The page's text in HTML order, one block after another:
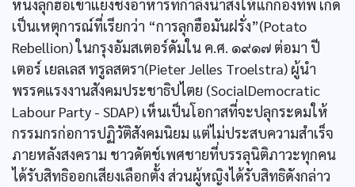
หนึ่งลุกฮือเข้าแย่งชิงอาหารที่กำลังนำส่งให้แก่กองทัพ เกิด
เป็นเหตุการณ์ที่เรียกว่า “การลุกฮือมันฝรั่ง”(Potato
Rebellion) ในกรุงอัมสเตอร์ดัมใน ค.ศ. ๑๙๑๗ ต่อมา ปี
เตอร์ เยลเลส ทรูลสตรา(Pieter Jelles Troelstra) ผู้นำ
พรรคแรงงานสังคมประชาธิปไตย (SocialDemocratic
Labour Party - SDAP) เห็นเป็นโอกาสที่จะปลุกระดมให้
กรรมกรก่อการปฏิวัติสังคมนิยม แต่ไม่ประสบความสำเร็จ
ภายหลังสงคราม ชาวดัตช์เพศชายที่บรรลุนิติภาวะทุกคน
ได้รับสิทธิออกเสียงเลือกตั้ง ส่วนผู้หญิงได้รับสิทธิดังกล่าว